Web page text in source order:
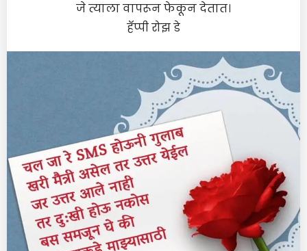
जे त्याला वापरून फेकून देतात।
हॅप्पी रोझ डे